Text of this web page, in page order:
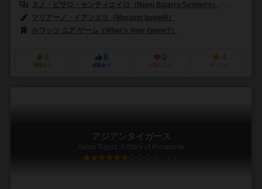
ヌノ・ビザロ・センティエイロ（Nuno Bizarro Sentieiro）
マリアーノ・イアンエリ（Mariano Iannelli）
ホワッツ ユア ゲーム（What's Your Game?）
6
興味あり
6
経験あり
0
お気に入り
4
持ってる
アジアンタイガース
Asian Tigers: A Story of Prosperity
6.1